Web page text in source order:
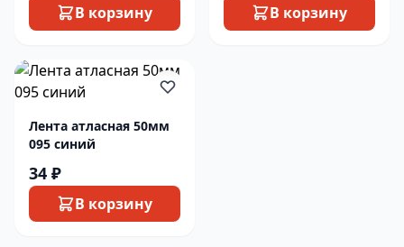
В корзину В корзину
Лента атласная 50мм
095 синий
34 ₽
В корзину